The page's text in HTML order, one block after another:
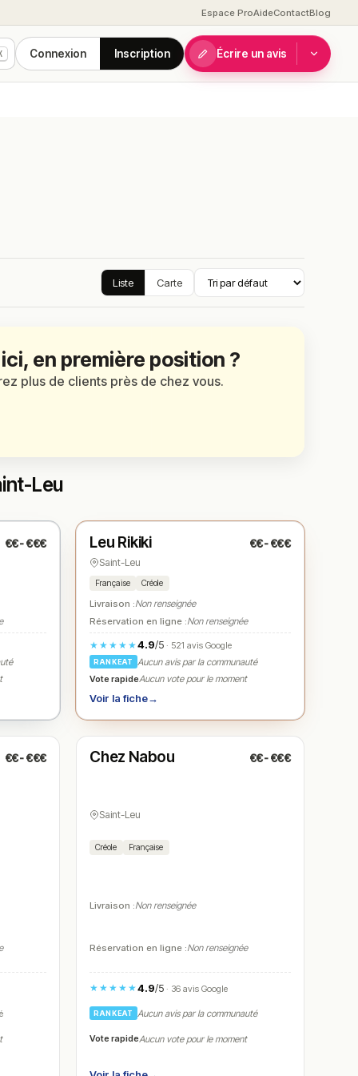
Espace ProAideContactBlog
Connexion Inscription Écrire un avis
Liste Carte
en première position ?
plus de clients près de chez vous.
Leu
€€-€€€ ★ N° 3
Leu Rikiki €€-€€€
Saint-Leu
Française Créole
Livraison :Non renseignée
Réservation en ligne :Non renseignée
★★★★★4.9/5 · 521 avis Google
RANKEAT
Aucun avis par la communauté
Vote rapideAucun vote pour le moment
Voir la fiche→
€€-€€€ N° 5
Fermé
Chez Nabou €€-€€€
Saint-Leu
Créole Française
Livraison :Non renseignée
Réservation en ligne :Non renseignée
★★★★★4.9/5 · 36 avis Google
RANKEAT Aucun avis par la communauté
Vote rapideAucun vote pour le moment